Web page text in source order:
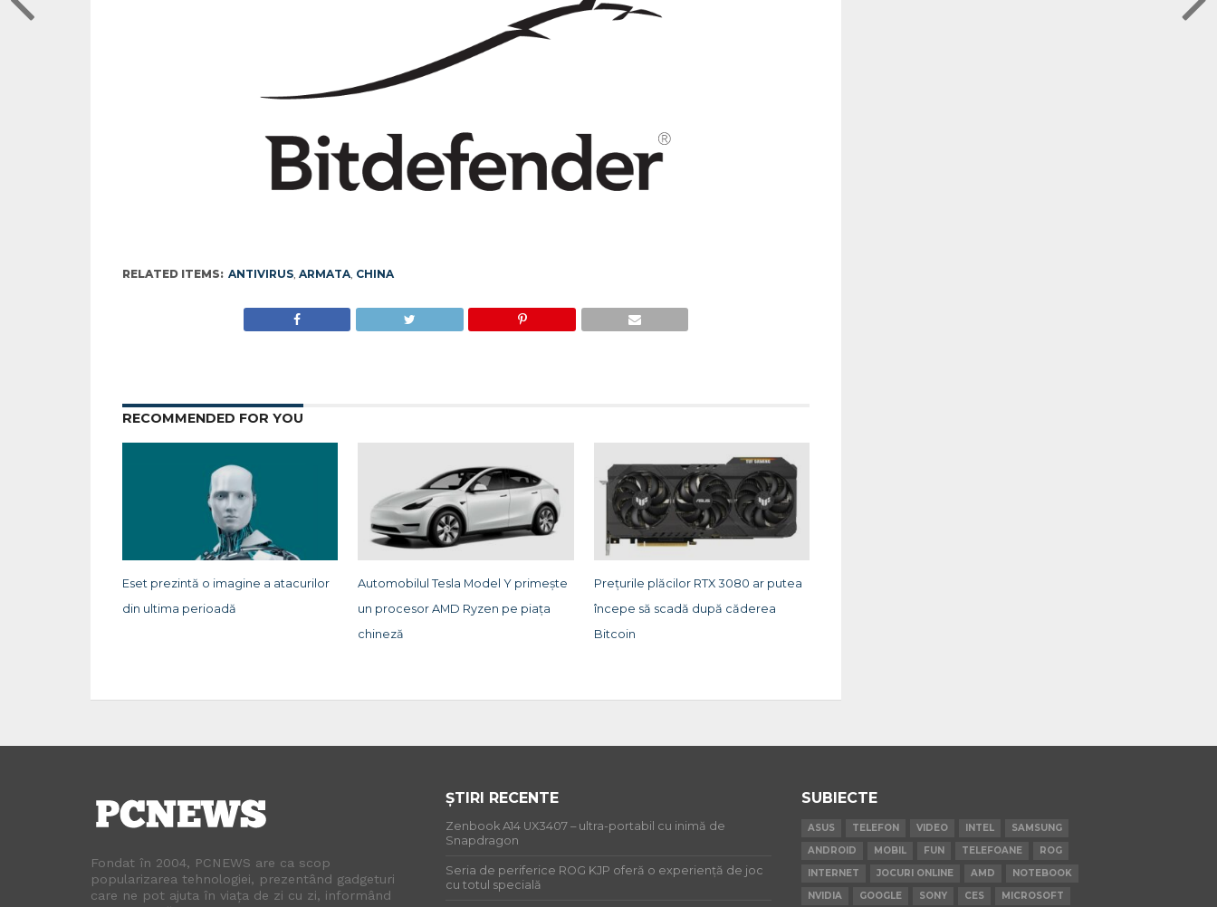
RELATED ITEMS: ANTIVIRUS, ARMATA, CHINA
RECOMMENDED FOR YOU
Eset prezintă o imagine a atacurilor
din ultima perioadă
Automobilul Tesla Model Y primește
un procesor AMD Ryzen pe piața
chineză
Prețurile plăcilor RTX 3080 ar putea
începe să scadă după căderea
Bitcoin
Fondat în 2004, PCNEWS are ca scop
popularizarea tehnologiei, prezentând gadgeturi
care ne pot ajuta în viața de zi cu zi, informând
ȘTIRI RECENTE
Zenbook A14 UX3407 – ultra-portabil cu inimă de
Snapdragon
Seria de periferice ROG KJP oferă o experiență de joc
cu totul specială
SUBIECTE
ASUS TELEFON VIDEO INTEL
SAMSUNG
ANDROID
MOBIL FUN TELEFOANE
ROG
INTERNET
JOCURI ONLINE AMD
NOTEBOOK
NVIDIA
GOOGLE SONY CES MICROSOFT